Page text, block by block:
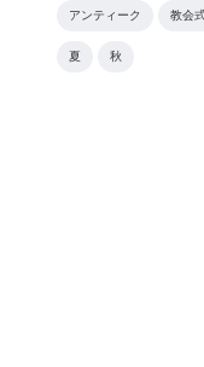
アンティーク 教会
夏 秋